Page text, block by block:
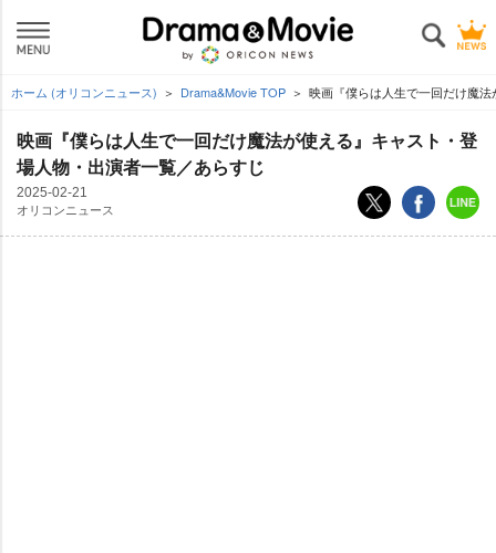
ホーム (オリコンニュース) Drama&Movie TOP 映画『僕らは人生で一回だけ魔
映画『僕らは人生で一回だけ魔法が使える』キャスト・登
場人物・出演者一覧／あらすじ
2025-02-21
オリコンニュース